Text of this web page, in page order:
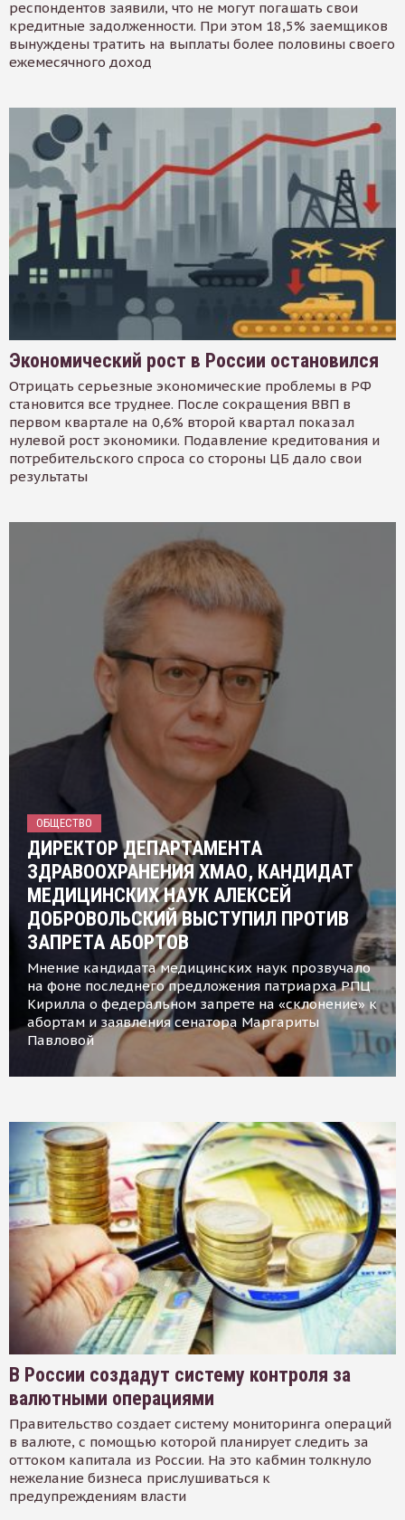
респондентов заявили, что не могут погашать свои
кредитные задолженности. При этом 18,5% заемщиков
вынуждены тратить на выплаты более половины своего
ежемесячного доход
Экономический рост в России остановился
Отрицать серьезные экономические проблемы в РФ
становится все труднее. После сокращения ВВП в
первом квартале на 0,6% второй квартал показал
нулевой рост экономики. Подавление кредитования и
потребительского спроса со стороны ЦБ дало свои
результаты
ОБЩЕСТВО
ДИРЕКТОР ДЕПАРТАМЕНТА
ЗДРАВООХРАНЕНИЯ ХМАО, КАНДИДАТ
МЕДИЦИНСКИХ НАУК АЛЕКСЕЙ
ДОБРОВОЛЬСКИЙ ВЫСТУПИЛ ПРОТИВ
ЗАПРЕТА АБОРТОВ
Мнение кандидата медицинских наук прозвучало
на фоне последнего предложения патриарха РПЦ
Кирилла о федеральном запрете на «склонение» к
абортам и заявления сенатора Маргариты
Павловой
В России создадут систему контроля за
валютными операциями
Правительство создает систему мониторинга операций
в валюте, с помощью которой планирует следить за
оттоком капитала из России. На это кабмин толкнуло
нежелание бизнеса прислушиваться к
предупреждениям власти